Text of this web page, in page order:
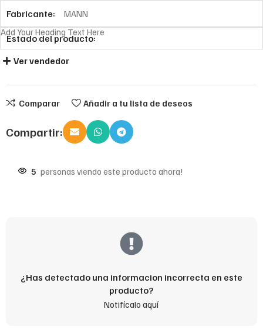
Fabricante: MANN
Estado del producto:
Add Your Heading Text Here
Ver vendedor
Comparar Añadir a tu lista de deseos
Compartir:
5 personas viendo este producto ahora!
¿Has detectado una informacion incorrecta en este
producto?
Notifícalo aquí